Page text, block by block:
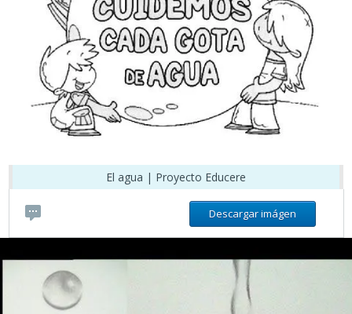
El agua | Proyecto Educere
Descargar imágen